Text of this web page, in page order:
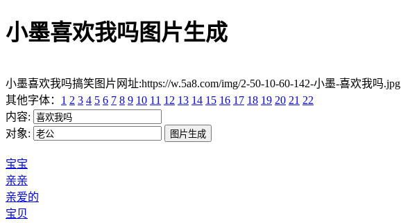
小墨喜欢我吗图片生成
小墨喜欢我吗搞笑图片网址:https://w.5a8.com/img/2-50-10-60-142-小墨-喜欢我吗.jpg
其他字体： 1 2 3 4 5 6 7 8 9 10 11 12 13 14 15 16 17 18 19 20 21 22
内容:
对象:
宝宝
亲亲
亲爱的
宝贝